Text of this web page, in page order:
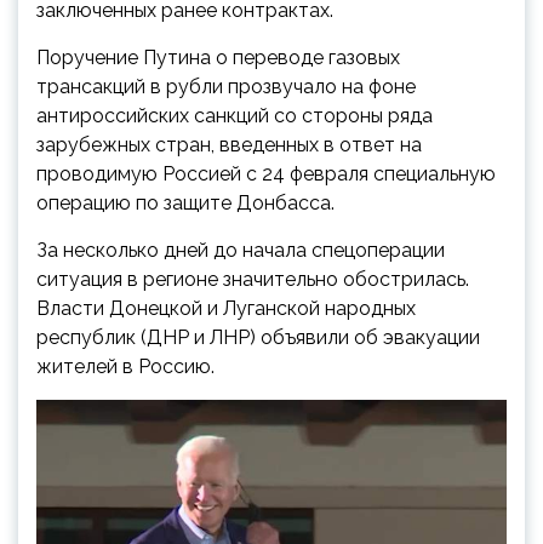
заключенных ранее контрактах.
Поручение Путина о переводе газовых
трансакций в рубли прозвучало на фоне
антироссийских санкций со стороны ряда
зарубежных стран, введенных в ответ на
проводимую Россией с 24 февраля специальную
операцию по защите Донбасса.
За несколько дней до начала спецоперации
ситуация в регионе значительно обострилась.
Власти Донецкой и Луганской народных
республик (ДНР и ЛНР) объявили об эвакуации
жителей в Россию.